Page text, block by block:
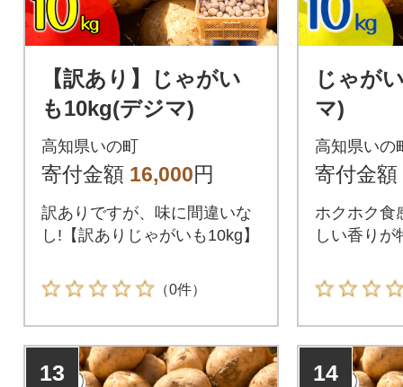
【訳あり】じゃがい
も10kg(デジマ)
高知県いの町
寄付金額 16,000円
訳ありですが、味に間違いな
し!【訳ありじゃがいも10kg】
（0件）
じゃが
マ)
高知県いの
寄付金額
ホクホク食
しい香りが
13 14